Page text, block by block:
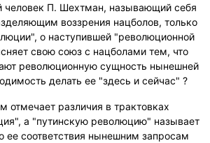
человек П. Шехтман, называющий себя
воззрения нацболов, только
о наступившей "революционной
свою союз с нацболами тем, что
революционную сущность нынешней
делать ее "здесь и сейчас" ?
различия в трактовках
а "путинскую революцию" называет
ее соответствия нынешним запросам